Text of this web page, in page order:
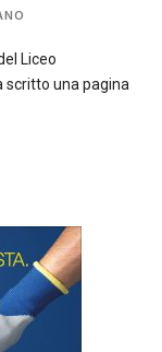
Liceo
scritto una pagina